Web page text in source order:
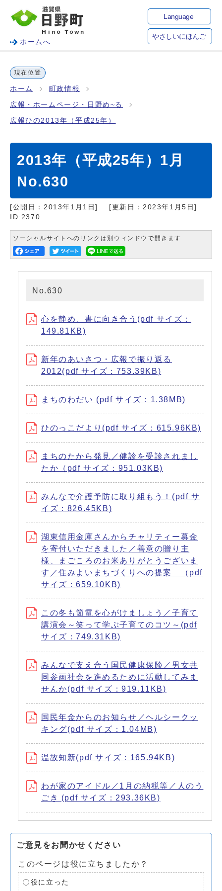
ホームへ
Language
やさしいにほんご
現在位置
ホーム 町政情報
広報・ホームページ・日野め~る
広報ひの2013年（平成25年）
2013年（平成25年）1月
No.630
[公開日： 2013年1月1日] [更新日： 2023年1月5日]
ID:2370
ソーシャルサイトへのリンクは別ウィンドウで開きます
No.630
心を静め、書に向き合う(pdf サイズ：
149.81KB)
新年のあいさつ・広報で振り返る
2012(pdf サイズ：753.39KB)
まちのわだい (pdf サイズ：1.38MB)
ひのっこだより(pdf サイズ：615.96KB)
まちのたから発見／健診を受診されまし
たか（pdf サイズ：951.03KB)
みんなで介護予防に取り組もう！(pdf サ
イズ：826.45KB)
湖東信用金庫さんからチャリティー募金
を寄付いただきました／善意の贈り主
様、まごころのお米ありがとうございま
す／住みよいまちづくりへの提案 （pdf
サイズ：659.10KB)
この冬も節電を心がけましょう／子育て
講演会～笑って学ぶ子育てのコツ～(pdf
サイズ：749.31KB)
みんなで支え合う国民健康保険／男女共
同参画社会を進めるために活動してみま
せんか(pdf サイズ：919.11KB)
国民年金からのお知らせ／ヘルシークッ
キング(pdf サイズ：1.04MB)
温故知新(pdf サイズ：165.94KB)
わが家のアイドル／1月の納税等／人のう
ごき (pdf サイズ：293.36KB)
ご意見をお聞かせください
このページは役に立ちましたか？
役に立った